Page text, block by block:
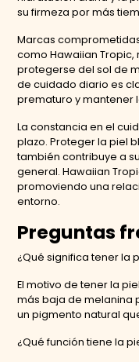
su firmeza por más
Marcas
como Hawaiian
protegerse del sol de
de cuidado diario es
prematuro y mantener
La constancia en el
plazo. Proteger la piel
también contribuye a
general. Hawaiian
promoviendo una
entorno.
Preguntas
¿Qué significa tener la
El motivo de tener la
más baja de melanina
un pigmento natural
¿Qué función tiene la